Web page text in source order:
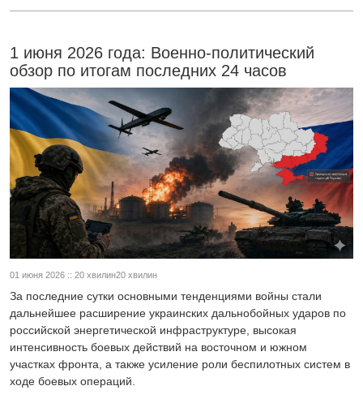
1 июня 2026 года: Военно-политический
обзор по итогам последних 24 часов
01 июня 2026 :: 20 хвилин20 хвилин
За последние сутки основными тенденциями войны стали
дальнейшее расширение украинских дальнобойных ударов по
российской энергетической инфраструктуре, высокая
интенсивность боевых действий на восточном и южном
участках фронта, а также усиление роли беспилотных систем в
ходе боевых операций.